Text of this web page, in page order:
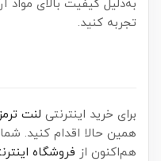
به‌دلیل کیفیت بالای مواد
تجربه کنید.
برای خرید اینترنتی لنت
همین حالا اقدام کنید.
هم‌اکنون از فروشگاه